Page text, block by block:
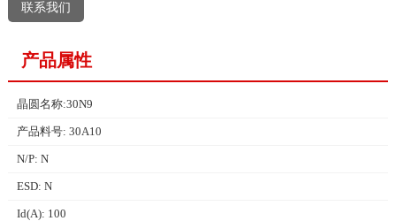
联系我们
产品属性
晶圆名称:30N9
产品料号: 30A10
N/P: N
ESD: N
Id(A): 100